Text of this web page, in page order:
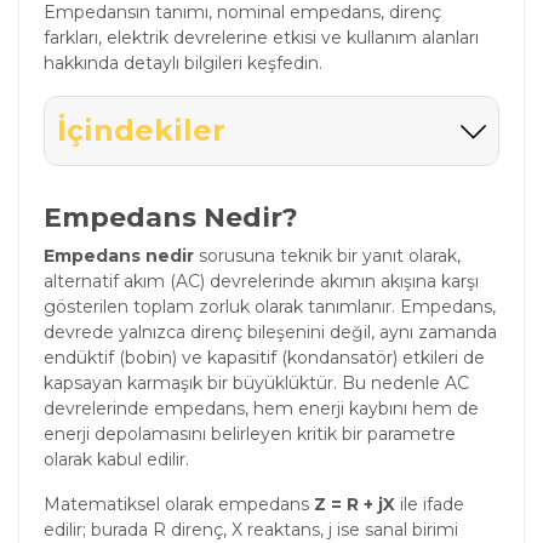
Empedansın tanımı, nominal empedans, direnç
farkları, elektrik devrelerine etkisi ve kullanım alanları
hakkında detaylı bilgileri keşfedin.
İçindekiler
Empedans Nedir?
Empedans nedir sorusuna teknik bir yanıt olarak,
alternatif akım (AC) devrelerinde akımın akışına karşı
gösterilen toplam zorluk olarak tanımlanır. Empedans,
devrede yalnızca direnç bileşenini değil, aynı zamanda
endüktif (bobin) ve kapasitif (kondansatör) etkileri de
kapsayan karmaşık bir büyüklüktür. Bu nedenle AC
devrelerinde empedans, hem enerji kaybını hem de
enerji depolamasını belirleyen kritik bir parametre
olarak kabul edilir.
Matematiksel olarak empedans Z = R + jX ile ifade
edilir; burada R direnç, X reaktans, j ise sanal birimi